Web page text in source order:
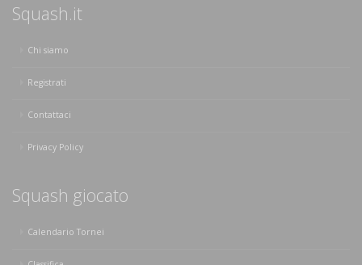
Squash.it
Chi siamo
Registrati
Contattaci
Privacy Policy
Squash giocato
Calendario Tornei